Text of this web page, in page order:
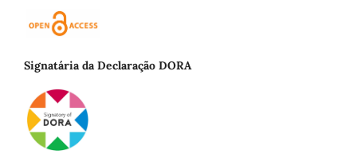
Signatária da Declaração DORA